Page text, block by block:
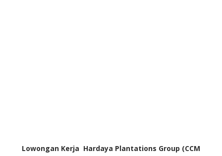
Lowongan Kerja Hardaya Plantations Group (CCM